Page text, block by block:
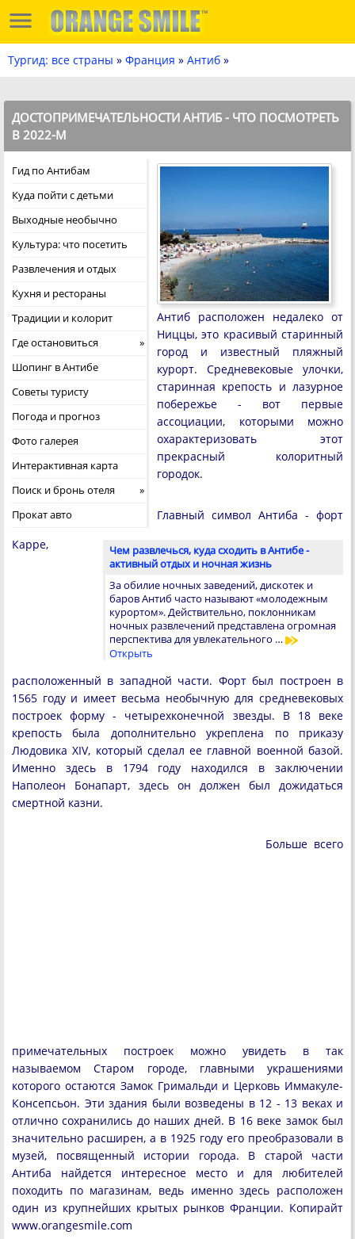
Тургид: все страны » Франция » Антиб »
ДОСТОПРИМЕЧАТЕЛЬНОСТИ АНТИБ - ЧТО ПОСМОТРЕТЬ
В 2022-М
Гид по Антибам
Куда пойти с детьми
Выходные необычно
Культура: что посетить
Развлечения и отдых
Кухня и рестораны
Традиции и колорит
Где остановиться
Шопинг в Антибе
Советы туристу
Погода и прогноз
Фото галерея
Интерактивная карта
Поиск и бронь отеля
Прокат авто
Антиб расположен недалеко от
Ниццы, это красивый старинный
город и известный пляжный
курорт. Средневековые улочки,
старинная крепость и лазурное
побережье - вот первые
ассоциации, которыми можно
охарактеризовать этот
прекрасный колоритный
городок.
Чем развлечься, куда сходить в Антибе -
активный отдых и ночная жизнь
За обилие ночных заведений, дискотек и
баров Антиб часто называют «молодежным
курортом». Действительно, поклонникам
ночных развлечений представлена огромная
перспектива для увлекательного …
Открыть
Главный символ Антиба - форт
Карре,
расположенный в западной части. Форт был построен в
1565 году и имеет весьма необычную для средневековых
построек форму - четырехконечной звезды. В 18 веке
крепость была дополнительно укреплена по приказу
Людовика XIV, который сделал ее главной военной базой.
Именно здесь в 1794 году находился в заключении
Наполеон Бонапарт, здесь он должен был дожидаться
смертной казни.
Больше всего
примечательных построек можно увидеть в так
называемом Старом городе, главными украшениями
которого остаются Замок Гримальди и Церковь Иммакуле-
Консепсьон. Эти здания были возведены в 12 - 13 веках и
отлично сохранились до наших дней. В 16 веке замок был
значительно расширен, а в 1925 году его преобразовали в
музей, посвященный истории города. В старой части
Антиба найдется интересное место и для любителей
походить по магазинам, ведь именно здесь расположен
один из крупнейших крытых рынков Франции. Копирайт
www.orangesmile.com